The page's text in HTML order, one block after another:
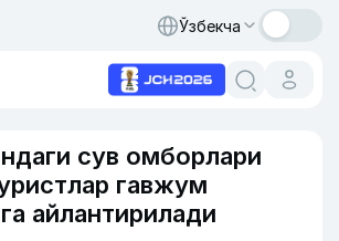
Ўзбекча
сув омборлари
гавжум
айлантирилади